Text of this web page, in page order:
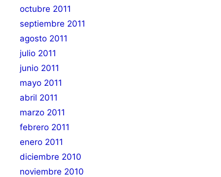
octubre 2011
septiembre 2011
agosto 2011
julio 2011
junio 2011
mayo 2011
abril 2011
marzo 2011
febrero 2011
enero 2011
diciembre 2010
noviembre 2010